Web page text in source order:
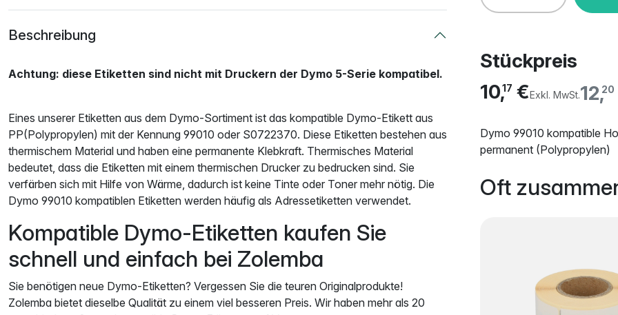
Stückpreis
12,20
10,17 €Exkl. MwSt.
Dymo 99010 kompatible
permanent (Polypropylen)
Oft
Beschreibung
Achtung: diese Etiketten sind nicht mit Druckern der Dymo 5-Serie kompatibel.
Eines unserer Etiketten aus dem Dymo-Sortiment ist das kompatible Dymo-Etikett aus
PP(Polypropylen) mit der Kennung 99010 oder S0722370. Diese Etiketten bestehen aus
thermischem Material und haben eine permanente Klebkraft. Thermisches Material
bedeutet, dass die Etiketten mit einem thermischen Drucker zu bedrucken sind. Sie
verfärben sich mit Hilfe von Wärme, dadurch ist keine Tinte oder Toner mehr nötig. Die
Dymo 99010 kompatiblen Etiketten werden häufig als Adressetiketten verwendet.
Kompatible Dymo-Etiketten kaufen Sie
schnell und einfach bei Zolemba
Sie benötigen neue Dymo-Etiketten? Vergessen Sie die teuren Originalprodukte!
Zolemba bietet dieselbe Qualität zu einem viel besseren Preis. Wir haben mehr als 20